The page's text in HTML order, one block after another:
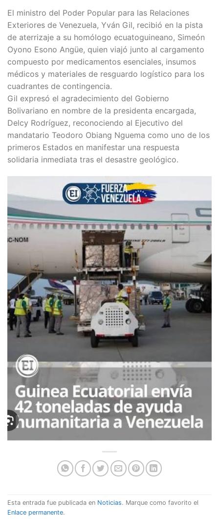
El ministro del Poder Popular para las Relaciones
Exteriores de Venezuela, Yván Gil, recibió en la pista
de aterrizaje a su homólogo ecuatoguineano, Simeón
Oyono Esono Angüe, quien viajó junto al cargamento
compuesto por medicamentos esenciales, insumos
médicos y materiales de resguardo logístico para los
cuadrantes de contingencia.
Gil expresó el agradecimiento del Gobierno
Bolivariano en nombre de la presidenta encargada,
Delcy Rodríguez, reconociendo al Ejecutivo del
mandatario Teodoro Obiang Nguema como uno de los
primeros Estados en manifestar una respuesta
solidaria inmediata tras el desastre geológico.
Esta entrada fue publicada en Noticias. Marque como favorito el
Enlace permanente.